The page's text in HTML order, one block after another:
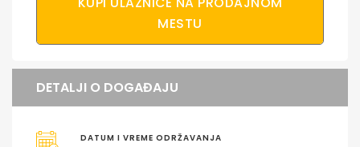
MESTU
DETALJI O DOGAĐAJU
DATUM I VREME ODRŽAVANJA